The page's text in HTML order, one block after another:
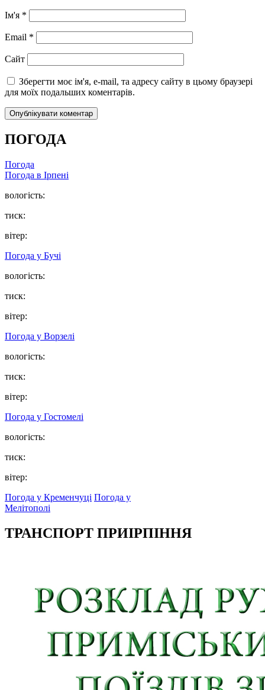
Ім'я *
Email *
Сайт
Зберегти моє ім'я, e-mail, та адресу сайту в цьому браузері
для моїх подальших коментарів.
ПОГОДА
Погода
Погода в Ірпені
вологість:
тиск:
вітер:
Погода у Бучі
вологість:
тиск:
вітер:
Погода у Ворзелі
вологість:
тиск:
вітер:
Погода у Гостомелі
вологість:
тиск:
вітер:
Погода у Кременчуці Погода у
Мелітополі
ТРАНСПОРТ ПРИІРПІННЯ